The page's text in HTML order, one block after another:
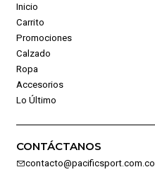
Inicio
Carrito
Promociones
Calzado
Ropa
Accesorios
Lo Último
CONTÁCTANOS
contacto@pacificsport.com.co